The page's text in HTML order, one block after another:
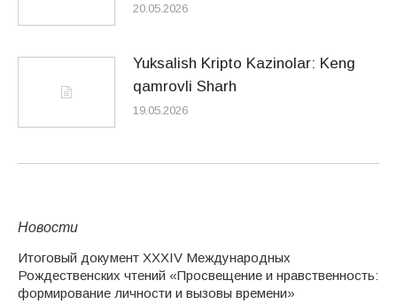
20.05.2026
Yuksalish Kripto Kazinolar: Keng
qamrovli Sharh
19.05.2026
Новости
Итоговый документ XXХIV Международных
Рождественских чтений «Просвещение и нравственность:
формирование личности и вызовы времени»